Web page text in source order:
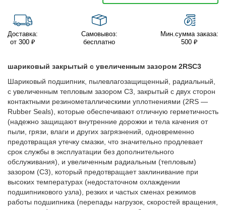
Доставка:
от 300 ₽
Самовывоз:
бесплатно
Мин.сумма заказа:
500 ₽
шариковый закрытый с увеличенным зазором 2RSС3
Шариковый подшипник, пылевлагозащищенный, радиальный,
с увеличенным тепловым зазором C3, закрытый с двух сторон
контактными резинометаллическими уплотнениями (2RS —
Rubber Seals), которые обеспечивают отличную герметичность
(надежно защищают внутренние дорожки и тела качения от
пыли, грязи, влаги и других загрязнений, одновременно
предотвращая утечку смазки, что значительно продлевает
срок службы в эксплуатации без дополнительного
обслуживания), и увеличенным радиальным (тепловым)
зазором (C3), который предотвращает заклинивание при
высоких температурах (недостаточном охлаждении
подшипникового узла), резких и частых сменах режимов
работы подшипника (перепады нагрузок, скоростей вращения,